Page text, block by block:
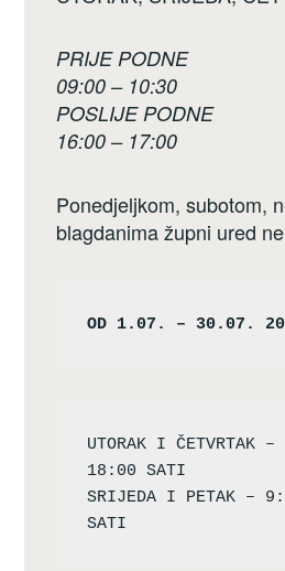
PRIJE PODNE
09:00 – 10:30
POSLIJE PODNE
16:00 – 17:00
Ponedjeljkom, subotom,
blagdanima župni ured
OD 1.07. – 30.07.
UTORAK I ČETVRTAK
18:00 SATI
SRIJEDA I PETAK –